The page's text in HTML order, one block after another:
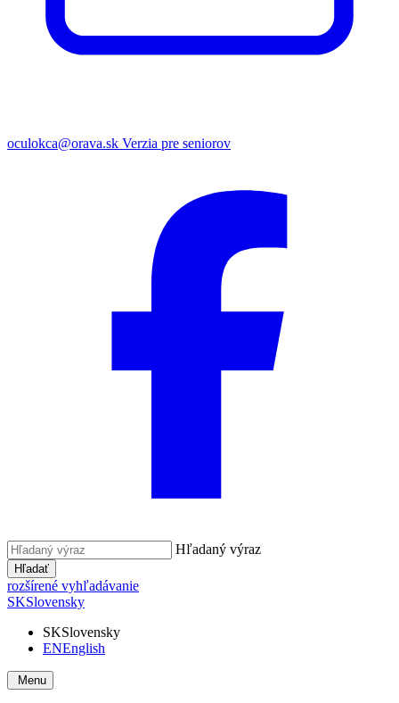
oculokca@orava.sk Verzia pre seniorov
Hľadaný výraz
Hľadať
rozšírené vyhľadávanie
SKSlovensky
SKSlovensky
ENEnglish
Menu